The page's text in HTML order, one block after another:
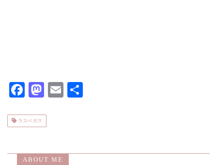
F
eb
o
M
to
o
E
ラスベガス
ABOUT ME